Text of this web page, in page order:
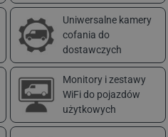
Uniwersalne kamery
cofania do
dostawczych
Monitory i zestawy
WiFi do pojazdów
użytkowych